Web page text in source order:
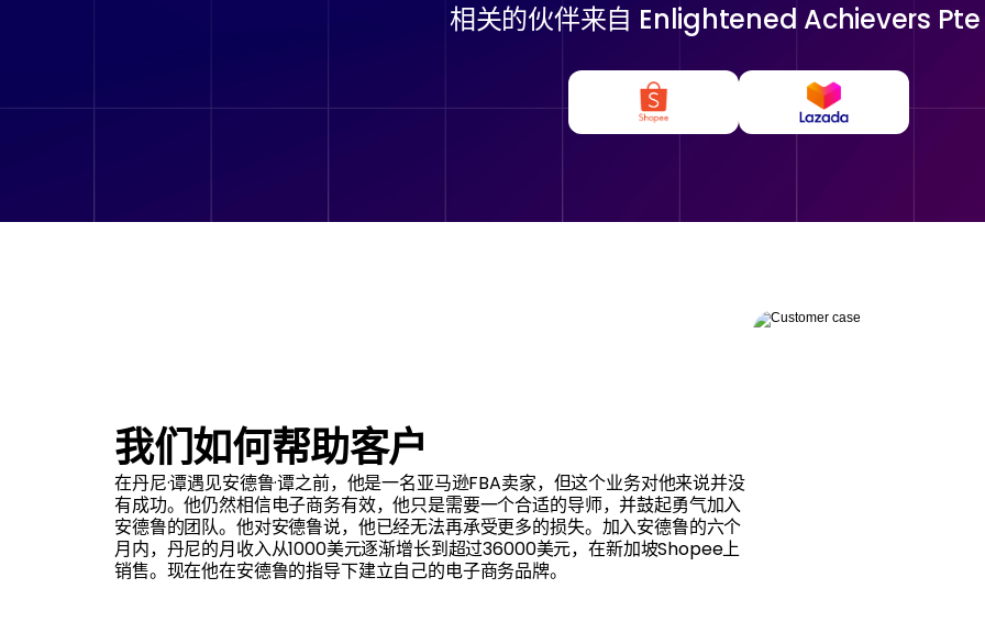
相关的伙伴来自 Enlightened Achievers
我们如何帮助客户
在丹尼·谭遇见安德鲁·谭之前，他是一名亚马逊FBA卖家，但这个业务对他来说并没
有成功。他仍然相信电子商务有效，他只是需要一个合适的导师，并鼓起勇气加入
安德鲁的团队。他对安德鲁说，他已经无法再承受更多的损失。加入安德鲁的六个
月内，丹尼的月收入从1000美元逐渐增长到超过36000美元，在新加坡Shopee上
销售。现在他在安德鲁的指导下建立自己的电子商务品牌。